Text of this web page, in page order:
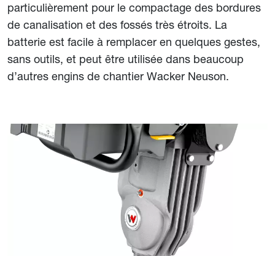
particulièrement pour le compactage des bordures
de canalisation et des fossés très étroits. La
batterie est facile à remplacer en quelques gestes,
sans outils, et peut être utilisée dans beaucoup
d’autres engins de chantier Wacker Neuson.